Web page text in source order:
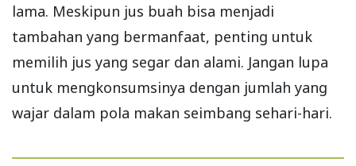
lama. Meskipun jus buah bisa menjadi
tambahan yang bermanfaat, penting untuk
memilih jus yang segar dan alami. Jangan lupa
untuk mengkonsumsinya dengan jumlah yang
wajar dalam pola makan seimbang sehari-hari.